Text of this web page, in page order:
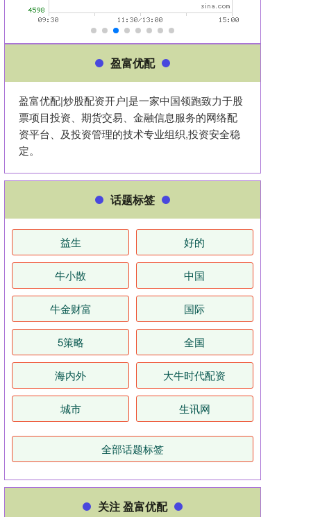
盈富优配
盈富优配|炒股配资开户|是一家中国领跑致力于股
票项目投资、期货交易、金融信息服务的网络配
资平台、及投资管理的技术专业组织,投资安全稳
定。
话题标签
益生 好的
牛小散 中国
牛金财富 国际
5策略 全国
海内外 大牛时代配资
城市 生讯网
全部话题标签
关注 盈富优配